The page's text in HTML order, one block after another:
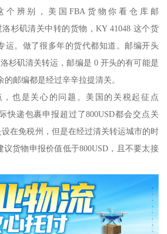
个辨别，美国FBA货物你看仓库邮
杉矶清关中转的货物，KY 41048 这个货
运。做了很多年的货代都知道。邮编开头
杉矶清关转运，邮编是 0 开头的有可能是
邮编都是经过辛辛拉提清关。
也是关心的问题。美国的关税起征点
快递包裹申报超过了800USD都会交点关
在免税州，但是在经过清关转运城市的时
货物申报价值低于800USD，且不要太接